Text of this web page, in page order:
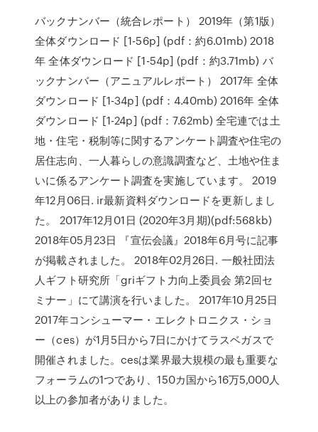
バックナンバー（統合レポート） 2019年（第1版）
全体ダウンロード [1-56p] (pdf：約6.01mb) 2018
年 全体ダウンロード [1-54p] (pdf：約3.71mb) バ
ックナンバー（アニュアルレポート） 2017年 全体
ダウンロード [1-34p] (pdf：4.40mb) 2016年 全体
ダウンロード [1-24p] (pdf：7.62mb) 全宅連では土
地・住宅・税制等に関するアンケート調査や住宅の
居住志向、一人暮らしの意識調査など、土地や住ま
いに係るアンケート調査を実施しています。 2019
年12月06日. ir最新資料ダウンロードを更新しまし
た。 2017年12月01日 (2020年3月期)(pdf:568kb)
2018年05月23日 『宣伝会議』2018年6月号に記事
が掲載されました。 2018年02月26日. 一般社団法
人ギフト研究所「griギフト力向上委員会 第2回セ
ミナー」にて講演を行いました。 2017年10月25日
2017年コンシューマー・エレクトロニクス・ショ
ー（ces）が1月5日から7日にかけてラスベガスで
開催されました。cesは業界最大規模の最も重要な
フォーラムの1つであり、150カ国から16万5,000人
以上の参加者がありました。